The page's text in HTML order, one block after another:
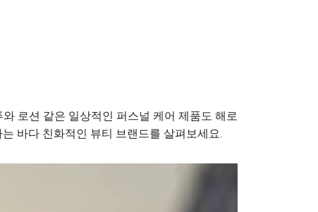
로션 같은 일상적인 퍼스널 케어 제품도 해로
바다 친화적인 뷰티 브랜드를 살펴보세요.